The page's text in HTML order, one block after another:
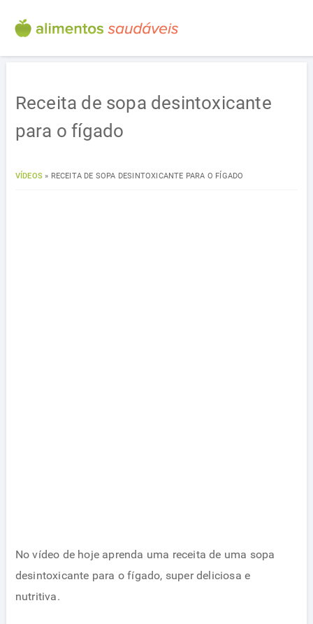
Receita de sopa desintoxicante
para o fígado
VÍDEOS» RECEITA DE SOPA DESINTOXICANTE PARA O FÍGADO
No vídeo de hoje aprenda uma receita de uma sopa
desintoxicante para o fígado, super deliciosa e
nutritiva.